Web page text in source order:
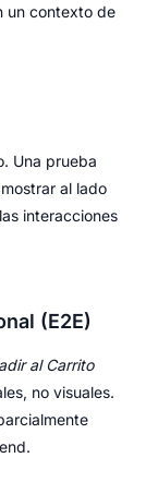
un contexto de
Una prueba
al lado
interacciones
(E2E)
al Carrito
no visuales.